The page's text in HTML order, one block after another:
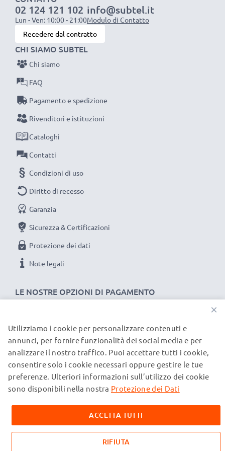
1x batteria da 1000 mAh: circa 2 ore
1x batteria da 2000 mAh: circa 4 ore
1x batteria da 3000 mAh
NOTA BENE:
raggiungimento di efficienza desiderata ricarica
completamente le batterie prima d‘impiegarle.
Non lasciarti scappare neanche uno scatto con
questo caricabatteria intelligente, con schermo
LCD, marcato CELLONIC. Ordina ora, spedizione
rapida e 3 anni di garanzia!
02 124 121 102
Lun - Ven: 10:00 - 21:00
info@subtel.it
Modulo di Contatto
Recedere dal contratto
LE NOSTRE OPZIONI DI PAGAMENTO
CHI SIAMO SUBTEL
Chi siamo
FAQ
Pagamento e spedizione
Rivenditori e istituzioni
Cataloghi
Contatti
Condizioni di uso
Diritto di recesso
Garanzia
Sicurezza & Certificazioni
Protezione dei dati
Note legali
I NOSTRI PARTNER DI SPEDIZIONE
© subtel.it 2026
Tutti i prezzi includono l'IVA e sono esclusi i costi di
spedizione. Si prega di notare che tutti i marchi menzionati
sulle nostre pagine web esclusivamente per fornire
informazioni sui nostri prodotti.
×
Utilizziamo i cookie per personalizzare contenuti e
annunci, per fornire funzionalità dei social media e per
analizzare il nostro traffico. Puoi accettare tutti i cookie,
consentire solo i cookie necessari oppure gestire le tue
preferenze. Ulteriori informazioni sull’utilizzo dei cookie
sono disponibili nella nostra Protezione dei Dati
ACCETTA TUTTI
RIFIUTA